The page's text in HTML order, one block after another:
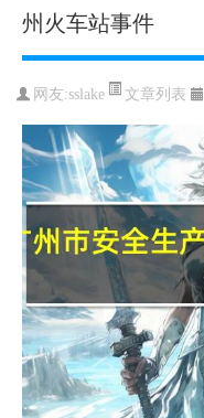
州火车站事件
网友:sslake 文章列表